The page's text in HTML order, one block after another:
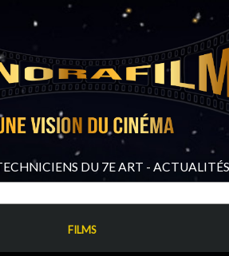
DU 7E ART -
FILMS